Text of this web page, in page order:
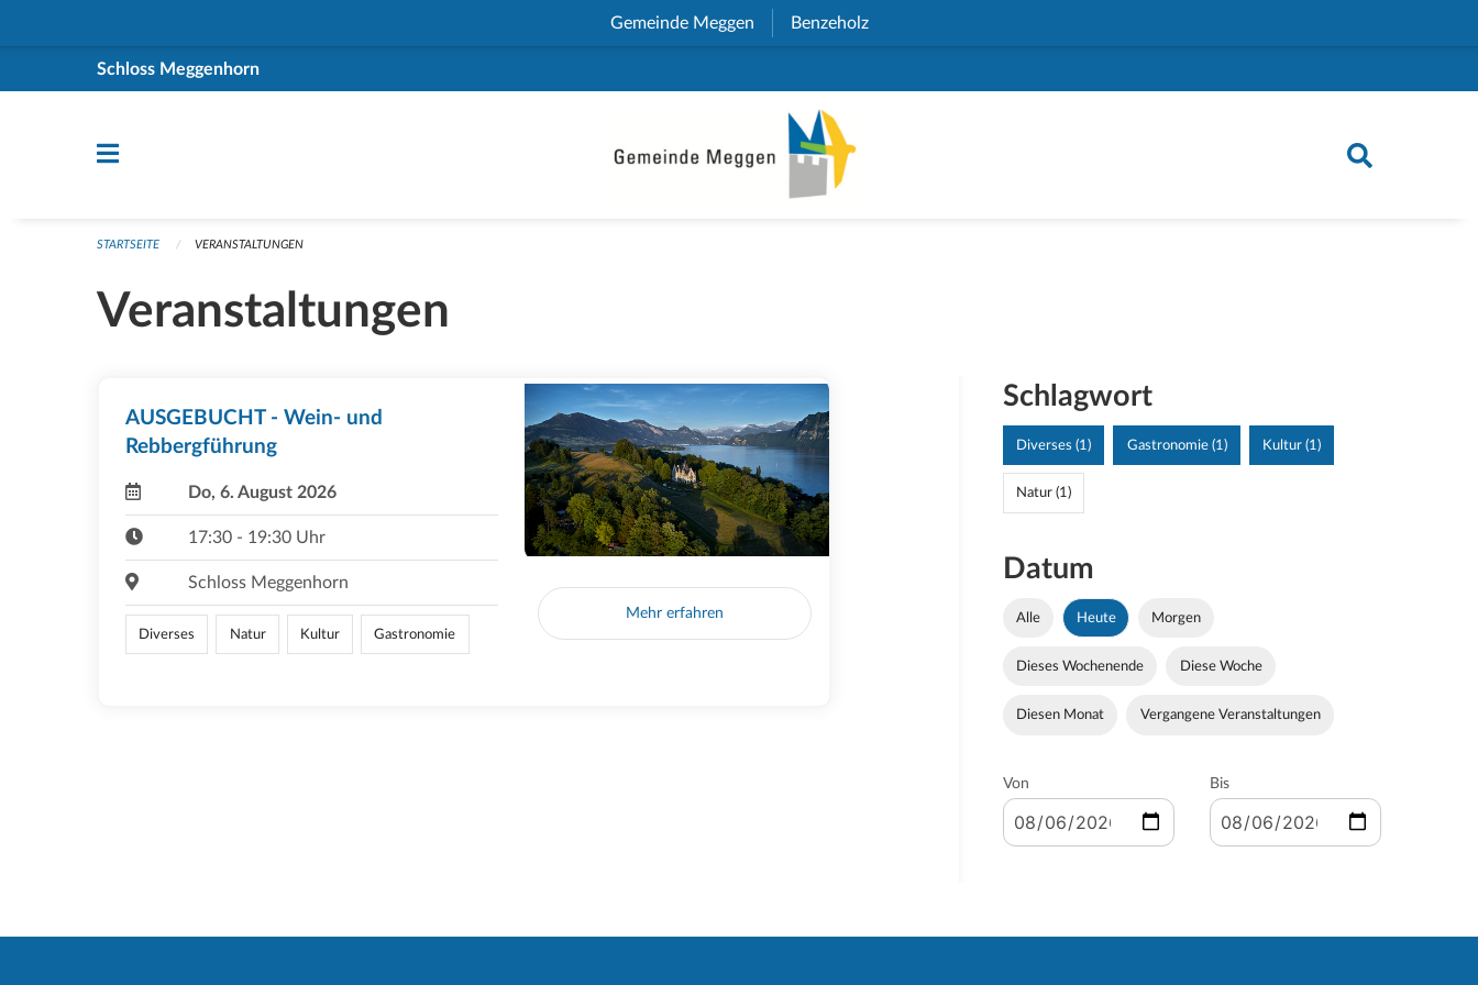
Gemeinde Meggen (External Link)
Benzeholz(External Link)
Schloss Meggenhorn
STARTSEITE VERANSTALTUNGEN
Veranstaltungen
AUSGEBUCHT - Wein- und
Rebbergführung
Do, 6. August 2026
17:30 - 19:30 Uhr
Schloss Meggenhorn
Diverses Natur Kultur Gastronomie
Mehr erfahren
Schlagwort
Diverses (1) Gastronomie (1) Kultur (1)
Natur (1)
Datum
Alle Heute Morgen
Dieses Wochenende Diese Woche
Diesen Monat Vergangene Veranstaltungen
Von Bis